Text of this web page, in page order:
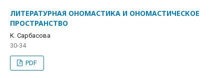
ЛИТЕРАТУРНАЯ ОНОМАСТИКА И ОНОМАСТИЧЕСКОЕ
ПРОСТРАНСТВО
K. Сарбасова
30-34
PDF